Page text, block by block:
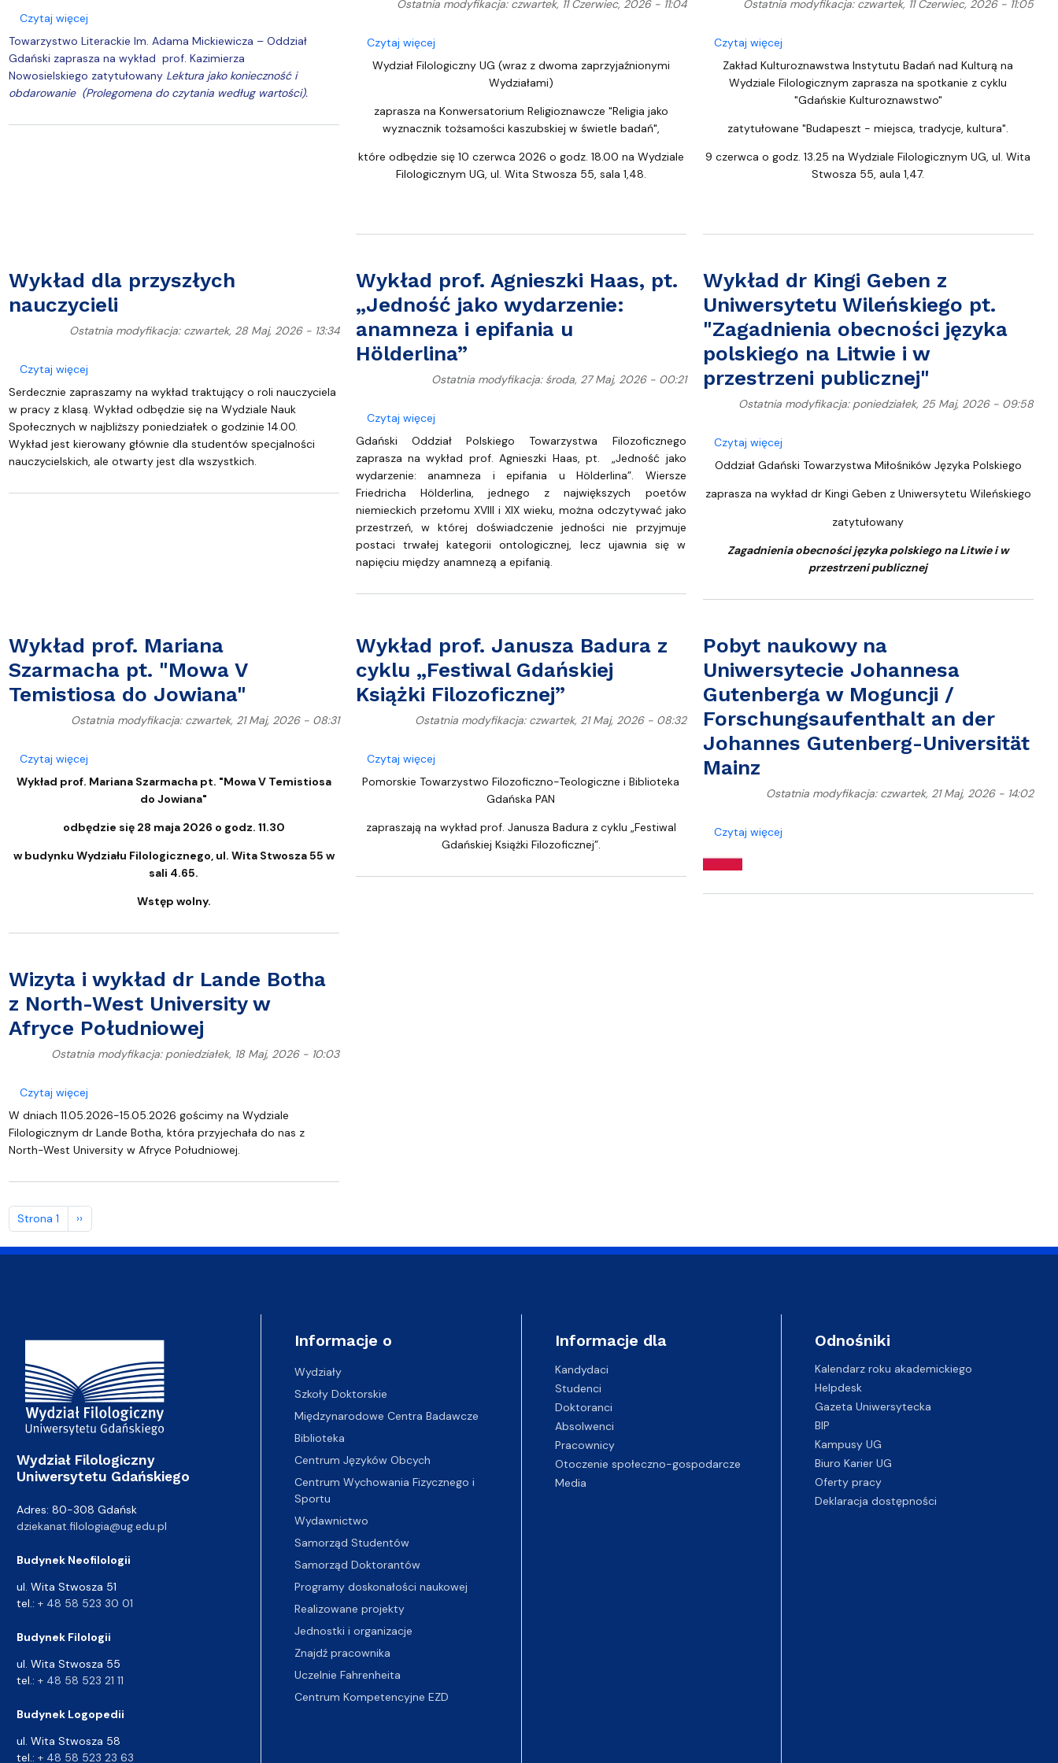
Czytaj więcejo Wykład prof. Kazimierza Nowosielskiego "Lektura jako konieczność i obdarowanie"
Towarzystwo Literackie Im. Adama Mickiewicza – Oddział
Gdański zaprasza na wykład prof. Kazimierza
Nowosielskiego zatytułowanyLektura jako konieczność i
obdarowanie (Prolegomena do czytania według wartości).
Ostatnia modyfikacja: czwartek, 11 Czerwiec, 2026 - 11:04
Czytaj więcejo Konwersatorium Religioznawcze "Religia jako wyznacznik tożsamości kaszubskiej w świetle badań"
Wydział Filologiczny UG (wraz z dwoma zaprzyjaźnionymi
Wydziałami)
zaprasza na Konwersatorium Religioznawcze "Religia jako
wyznacznik tożsamości kaszubskiej w świetle badań",
które odbędzie się 10 czerwca 2026 o godz. 18.00 na Wydziale
Filologicznym UG, ul. Wita Stwosza 55, sala 1,48.
Ostatnia modyfikacja: czwartek, 11 Czerwiec, 2026 - 11:05
Czytaj więcejo Spotkanie z cyklu "Gdańskie Kulturoznawstwo"
Zakład Kulturoznawstwa Instytutu Badań nad Kulturą na
Wydziale Filologicznym zaprasza na spotkanie z cyklu
"Gdańskie Kulturoznawstwo"
zatytułowane "Budapeszt - miejsca, tradycje, kultura".
9 czerwca o godz. 13.25 na Wydziale Filologicznym UG, ul. Wita
Stwosza 55, aula 1,47.
Wykład dla przyszłych
nauczycieli
Ostatnia modyfikacja: czwartek, 28 Maj, 2026 - 13:34
Czytaj więcejo Wykład dla przyszłych nauczycieli
Serdecznie zapraszamy na wykład traktujący o roli nauczyciela
w pracy z klasą. Wykład odbędzie się na Wydziale Nauk
Społecznych w najbliższy poniedziałek o godzinie 14.00.
Wykład jest kierowany głównie dla studentów specjalności
nauczycielskich, ale otwarty jest dla wszystkich.
Wykład prof. Agnieszki Haas, pt.
„Jedność jako wydarzenie:
anamneza i epifania u
Hölderlina”
Ostatnia modyfikacja: środa, 27 Maj, 2026 - 00:21
Czytaj więcejo Wykład prof. Agnieszki Haas, pt. „Jedność jako wydarzenie: anamneza i epifania u Hölderlina”
Gdański Oddział Polskiego Towarzystwa Filozoficznego
zaprasza na wykład prof. Agnieszki Haas, pt. „Jedność jako
wydarzenie: anamneza i epifania u Hölderlina”. Wiersze
Friedricha Hölderlina, jednego z największych poetów
niemieckich przełomu XVIII i XIX wieku, można odczytywać jako
przestrzeń, w której doświadczenie jedności nie przyjmuje
postaci trwałej kategorii ontologicznej, lecz ujawnia się w
napięciu między anamnezą a epifanią.
Wykład dr Kingi Geben z
Uniwersytetu Wileńskiego pt.
"Zagadnienia obecności języka
polskiego na Litwie i w
przestrzeni publicznej"
Ostatnia modyfikacja: poniedziałek, 25 Maj, 2026 - 09:58
Czytaj więcejo Wykład dr Kingi Geben z Uniwersytetu
Oddział Gdański Towarzystwa Miłośników Języka Polskiego
zaprasza na wykład dr Kingi Geben z Uniwersytetu Wileńskiego
zatytułowany
Zagadnienia obecności języka polskiego na Litwie i w
przestrzeni publicznej
Wykład prof. Mariana
Szarmacha pt. "Mowa V
Temistiosa do Jowiana"
Ostatnia modyfikacja: czwartek, 21 Maj, 2026 - 08:31
Czytaj więcejo Wykład prof. Mariana Szarmacha pt. "Mowa V Temistiosa do Jowiana"
Wykład prof. Mariana Szarmacha pt. "Mowa V Temistiosa
do Jowiana"
odbędzie się 28 maja 2026 o godz. 11.30
w budynku Wydziału Filologicznego, ul. Wita Stwosza 55 w
sali 4.65.
Wstęp wolny.
Wykład prof. Janusza Badura z
cyklu „Festiwal Gdańskiej
Książki Filozoficznej”
Ostatnia modyfikacja: czwartek, 21 Maj, 2026 - 08:32
Czytaj więcejo Wykład prof. Janusza Badura z cyklu „Festiwal Gdańskiej Książki Filozoficznej”
Pomorskie Towarzystwo Filozoficzno-Teologiczne i Biblioteka
Gdańska PAN
zapraszają na wykład prof. Janusza Badura z cyklu „Festiwal
Gdańskiej Książki Filozoficznej”.
Pobyt naukowy na
Uniwersytecie Johannesa
Gutenberga w Moguncji /
Forschungsaufenthalt an der
Johannes Gutenberg-Universität
Mainz
Ostatnia modyfikacja: czwartek, 21 Maj, 2026 - 14:02
Czytaj więcejo Pobyt naukowy na Uniwersytecie Johannesa
Wizyta i wykład dr Lande Botha
z North-West University w
Afryce Południowej
Ostatnia modyfikacja: poniedziałek, 18 Maj, 2026 - 10:03
Czytaj więcejo Wizyta i wykład dr Lande Botha z North-West University w Afryce Południowej
W dniach 11.05.2026-15.05.2026 gościmy na Wydziale
Filologicznym dr Lande Botha, która przyjechała do nas z
North-West University w Afryce Południowej.
Stronicowanie
Strona 1 Następna strona
››
Adres Wydziału
Wydział Filologiczny
Uniwersytetu Gdańskiego
Adres: 80-308 Gdańsk
dziekanat.filologia@ug.edu.pl
Budynek Neofilologii
ul. Wita Stwosza 51
tel.: + 48 58 523 30 01
Budynek Filologii
ul. Wita Stwosza 55
tel.: + 48 58 523 21 11
Budynek Logopedii
ul. Wita Stwosza 58
tel.: + 48 58 523 23 63
Informacje o
Wydziały
Szkoły Doktorskie
Międzynarodowe Centra Badawcze
Biblioteka
Centrum Języków Obcych
Centrum Wychowania Fizycznego i
Sportu
Wydawnictwo
Samorząd Studentów
Samorząd Doktorantów
Programy doskonałości naukowej
Realizowane projekty
Jednostki i organizacje
Znajdź pracownika
Uczelnie Fahrenheita
Centrum Kompetencyjne EZD
Informacje dla
Kandydaci
Studenci
Doktoranci
Absolwenci
Pracownicy
Otoczenie społeczno-gospodarcze
Media
Odnośniki
Kalendarz roku akademickiego
Helpdesk
Gazeta Uniwersytecka
BIP
Kampusy UG
Biuro Karier UG
Oferty pracy
Deklaracja dostępności